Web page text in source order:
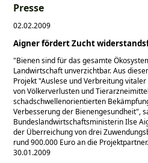
Presse
02.02.2009
Aigner fördert Zucht
Bienen sind für das gesamte
Landwirtschaft unverzichtbar. Aus
Projekt Auslese und Verbreitung
von Völkerverlusten und
schadschwellenorientierten
Verbesserung der Bienengesundheit ,
Bundeslandwirtschaftsministerin Ilse
der Überreichung von drei
rund 900.000 Euro an die
30.01.2009